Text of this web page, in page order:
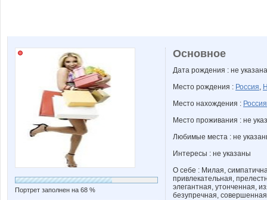
Портрет заполнен на 68 %
Основное
Дата рождения : не указана
Место рождения : Россия,
Место нахождения : Россия
Место проживания : не
Любимые места : не
Интересы : не указаны
О себе : Милая,
привлекательная,
элегантная, утонченная,
безупречная,